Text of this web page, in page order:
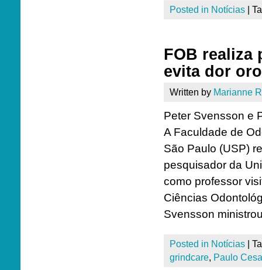
Posted in Notícias
FOB realiza
evita dor
Written by Marianne
Peter Svensson e
A Faculdade de
São Paulo (USP)
pesquisador da
como professor
Ciências
Svensson
Posted in Notícias
grindcare, Paulo